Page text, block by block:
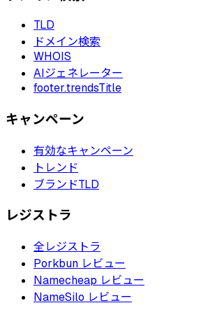
TLD
ドメイン検索
WHOIS
AIジェネレーター
footer.trendsTitle
キャンペーン
有効なキャンペーン
トレンド
ブランドTLD
レジストラ
全レジストラ
Porkbun レビュー
Namecheap レビュー
NameSilo レビュー